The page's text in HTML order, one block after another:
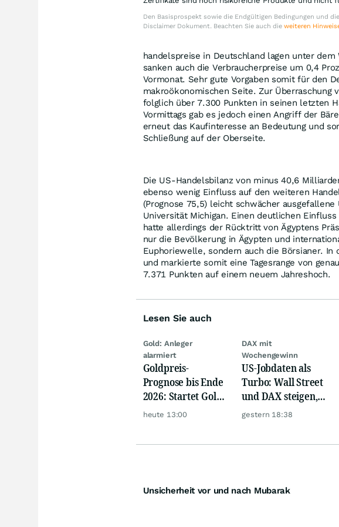
Den Basisprospekt sowie die Endgültigen Bedingungen und
Disclaimer Dokument. Beachten Sie auch die weiteren
handelspreise in Deutschland lagen unter
sanken auch die Verbraucherpreise um 0,4
Vormonat. Sehr gute Vorgaben somit für den
makroökonomischen Seite. Zur
folglich über 7.300 Punkten in seinen letzten
Vormittags gab es jedoch einen Angriff der
erneut das Kaufinteresse an Bedeutung und
Schließung auf der Oberseite.
Die US-Handelsbilanz von minus 40,6
ebenso wenig Einfluss auf den weiteren
(Prognose 75,5) leicht schwächer
Universität Michigan. Einen deutlichen
hatte allerdings der Rücktritt von Ägyptens
nur die Bevölkerung in Ägypten und
Euphoriewelle, sondern auch die Börsianer.
und markierte somit eine Tagesrange von
7.371 Punkten auf einem neuem Jahreshoch.
Lesen Sie auch
Gold: Anleger
alarmiert
Goldpreis-
Prognose bis Ende
2026: Startet Gold
jetzt eine neue
heute 13:00
DAX mit
Wochengewinn
US-Jobdaten als
Turbo: Wall Street
und DAX steigen,
Gold glänzt
gestern 18:38
Unsicherheit vor und nach Mubarak